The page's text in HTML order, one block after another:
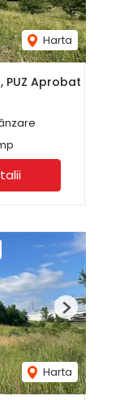
Harta
PUZ Aprobat
Harta
Next